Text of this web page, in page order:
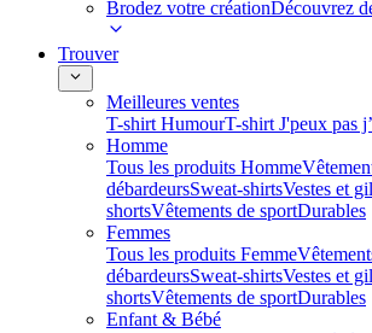
Brodez votre créationDécouvrez
Trouver
Meilleures ventes
T-shirt HumourT-shirt J'peux pas
Homme
Tous les produits Homme
débardeursSweat-shirtsVestes et
shortsVêtements de sportDurables
Femmes
Tous les produits Femme
débardeursSweat-shirtsVestes et
shortsVêtements de sportDurables
Enfant & Bébé